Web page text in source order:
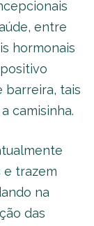
entre
hormonais
barreira, tais
camisinha.
e trazem
na
das